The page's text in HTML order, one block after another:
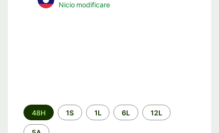
Nicio modificare
Perioada
48H 1S 1L 6L 12L